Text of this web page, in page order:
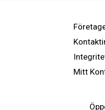
Mitt